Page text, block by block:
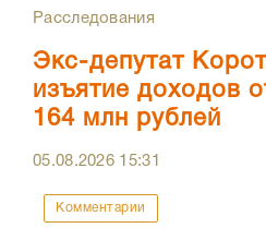
Расследования
Экс-депутат
изъятие доходов
164 млн рублей
05.08.2026 15:31
Комментарии